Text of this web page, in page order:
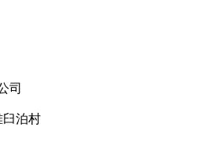
司
臼泊村